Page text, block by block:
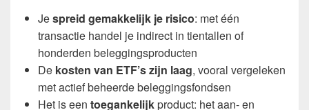
Jespreid gemakkelijk je risico: met één
transactie handel je indirect in tientallen of
honderden beleggingsproducten
De kosten van ETF’s zijn laag, vooral vergeleken
met actief beheerde beleggingsfondsen
Het is een toegankelijkproduct: het aan- en